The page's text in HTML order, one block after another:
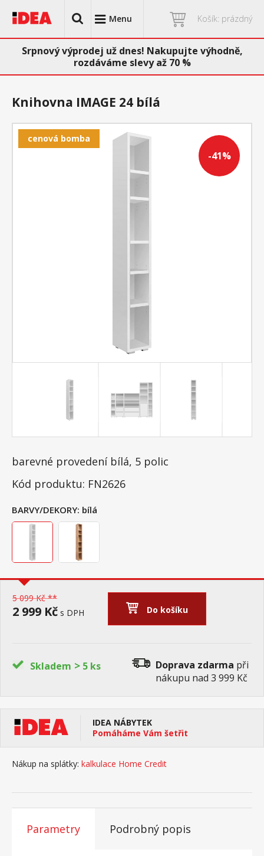
Menu Košík: prázdný
Srpnový výprodej už dnes! Nakupujte výhodně,
rozdáváme slevy až 70 %
-41%
cenová bomba
Knihovna IMAGE 24 bílá
barevné provedení bílá, 5 polic
Kód produktu: FN2626
BARVY/DEKORY: bílá
5 099 Kč **
2 999 Kč s DPH Do košíku
Skladem > 5 ks Doprava zdarma při
nákupu nad 3 999 Kč
IDEA NÁBYTEK
Pomáháme Vám šetřit
Nákup na splátky: kalkulace Home Credit
Parametry Podrobný popis